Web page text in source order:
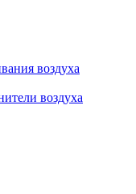
воздуха
воздуха